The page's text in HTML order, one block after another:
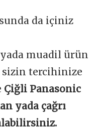
da içiniz
muadil ürün
sizin tercihinize
Çiğli Panasonic
yada çağrı